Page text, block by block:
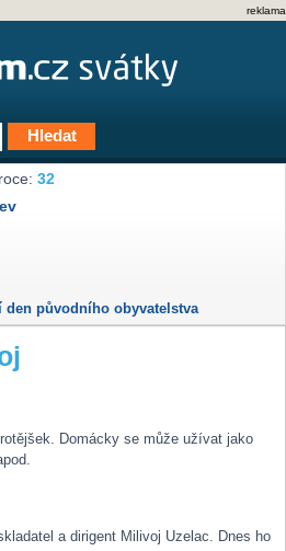
reklama
32
den původního obyvatelstva
Domácky se může užívat jako
a dirigent Milivoj Uzelac. Dnes ho